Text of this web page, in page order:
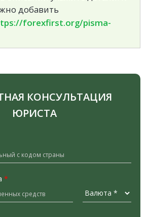
добавить
forexfirst.org/pisma-
КОНСУЛЬТАЦИЯ
ЮРИСТА
*